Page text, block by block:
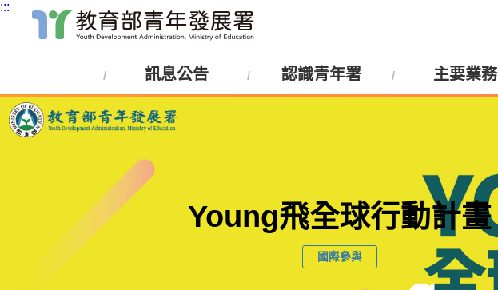
區
塊
:::
訊息公告 認識青年署 主要業務
Young飛全球行動計畫
國際參與